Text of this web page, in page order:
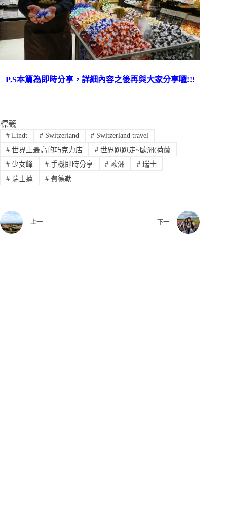
P.S本篇為即時分享，詳細內容之後再與大家分享囉!!!
標籤
#Lindt #Switzerland # Switzerland travel
#世界上最高的巧克力店 #世界趴趴走~歐洲(荷蘭
#少女峰 #手機即時分享 # 歐洲 # 瑞士
#瑞士蓮 #費德勒
上一 下一